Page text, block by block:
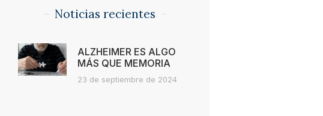
Noticias recientes
ALZHEIMER ES ALGO
MÁS QUE MEMORIA
23 de septiembre de 2024